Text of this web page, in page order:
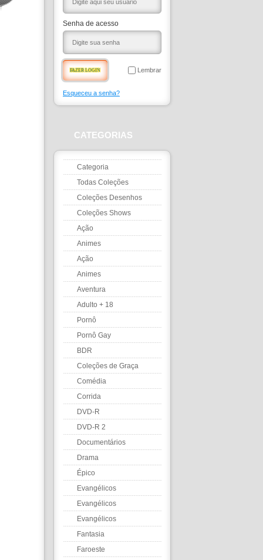
Senha de acesso
Lembrar
Esqueceu a senha?
CATEGORIAS
Categoria
Todas Coleções
Coleções Desenhos
Coleções Shows
Ação
Animes
Ação
Animes
Aventura
Adulto + 18
Pornô
Pornô Gay
BDR
Coleções de Graça
Comédia
Corrida
DVD-R
DVD-R 2
Documentários
Drama
Épico
Evangélicos
Evangélicos
Evangélicos
Fantasia
Faroeste